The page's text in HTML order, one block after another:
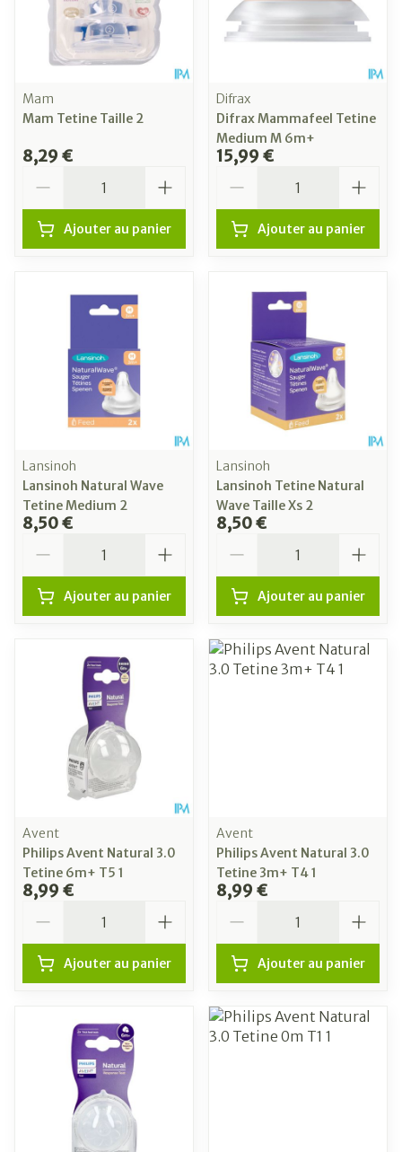
Mam
Mam Tetine Taille 2
8,29 €
Ajouter au panier
Difrax
Difrax Mammafeel Tetine
Medium M 6m+
15,99 €
Ajouter au panier
Lansinoh
Lansinoh Natural Wave
Tetine Medium 2
8,50 €
Ajouter au panier
Lansinoh
Lansinoh Tetine Natural
Wave Taille Xs 2
8,50 €
Ajouter au panier
Avent
Philips Avent Natural 3.0
Tetine 6m+ T5 1
8,99 €
Ajouter au panier
Avent
Philips Avent Natural 3.0
Tetine 3m+ T4 1
8,99 €
Ajouter au panier